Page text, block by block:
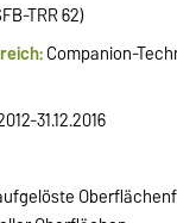
TRR 62)
Companion-
31.12.2016